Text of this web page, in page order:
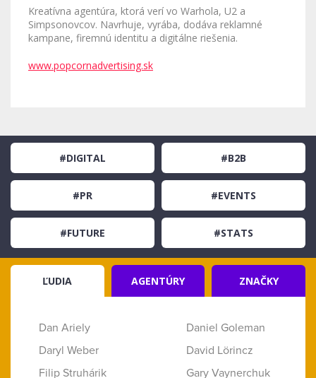
Kreatívna agentúra, ktorá verí vo Warhola, U2 a
Simpsonovcov. Navrhuje, vyrába, dodáva reklamné
kampane, firemnú identitu a digitálne riešenia.
www.popcornadvertising.sk
#DIGITAL #B2B
#PR #EVENTS
#FUTURE #STATS
ĽUDIA AGENTÚRY ZNAČKY
Dan Ariely
Daniel Goleman
Daryl Weber
David Lörincz
Filip Struhárik
Gary Vaynerchuk